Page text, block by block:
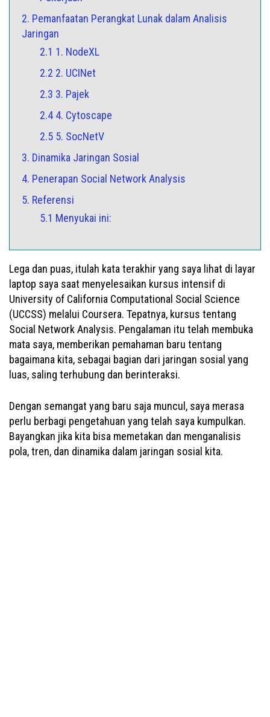
2. Pemanfaatan Perangkat Lunak dalam Analisis
Jaringan
2.1 1. NodeXL
2.2 2. UCINet
2.3 3. Pajek
2.4 4. Cytoscape
2.5 5. SocNetV
3. Dinamika Jaringan Sosial
4. Penerapan Social Network Analysis
5. Referensi
5.1 Menyukai ini:
Lega dan puas, itulah kata terakhir yang saya lihat di layar
laptop saya saat menyelesaikan kursus intensif di
University of California Computational Social Science
(UCCSS) melalui Coursera. Tepatnya, kursus tentang
Social Network Analysis. Pengalaman itu telah membuka
mata saya, memberikan pemahaman baru tentang
bagaimana kita, sebagai bagian dari jaringan sosial yang
luas, saling terhubung dan berinteraksi.
Dengan semangat yang baru saja muncul, saya merasa
perlu berbagi pengetahuan yang telah saya kumpulkan.
Bayangkan jika kita bisa memetakan dan menganalisis
pola, tren, dan dinamika dalam jaringan sosial kita.